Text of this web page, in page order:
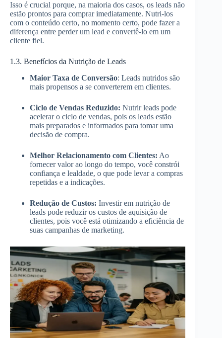
Isso é crucial porque, na maioria dos casos, os leads não
estão prontos para comprar imediatamente. Nutri-los
com o conteúdo certo, no momento certo, pode fazer a
diferença entre perder um lead e convertê-lo em um
cliente fiel.
1.3. Benefícios da Nutrição de Leads
Maior Taxa de Conversão: Leads nutridos são
mais propensos a se converterem em clientes.
Ciclo de Vendas Reduzido: Nutrir leads pode
acelerar o ciclo de vendas, pois os leads estão
mais preparados e informados para tomar uma
decisão de compra.
Melhor Relacionamento com Clientes: Ao
fornecer valor ao longo do tempo, você constrói
confiança e lealdade, o que pode levar a compras
repetidas e a indicações.
Redução de Custos: Investir em nutrição de
leads pode reduzir os custos de aquisição de
clientes, pois você está otimizando a eficiência de
suas campanhas de marketing.